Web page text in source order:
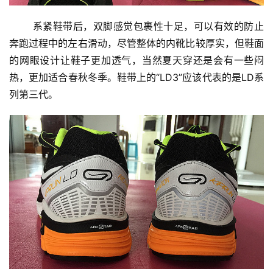
系紧鞋带后，双脚感觉包裹性十足，可以有效的防止
奔跑过程中的左右滑动，尽管整体的内靴比较厚实，但鞋面
的网眼设计让鞋子更加透气，当然夏天穿还是会有一些闷
热，更加适合春秋冬季。鞋带上的“LD3”应该代表的是LD系
列第三代。